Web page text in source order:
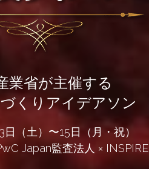
業省が主催する
くりアイデアソン
日（土）〜15日（月・祝）
Japan監査法人 × INSPIRE